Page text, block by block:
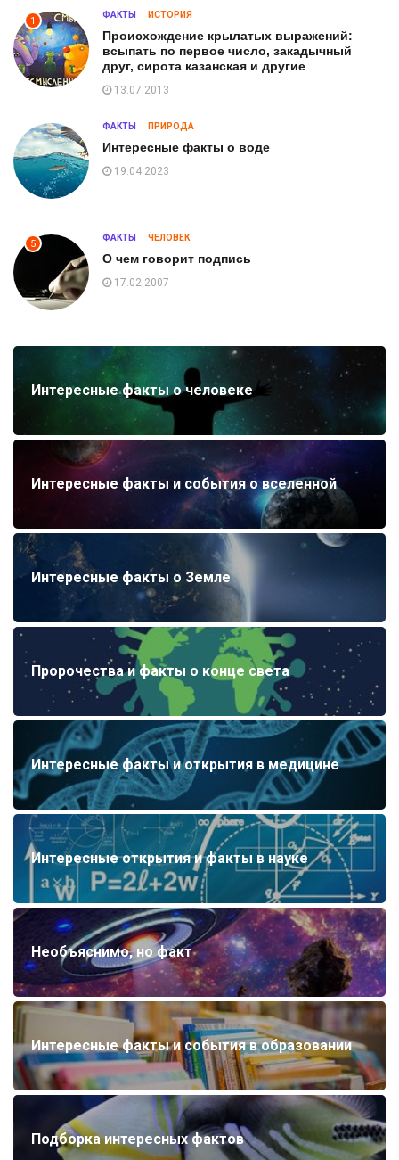
1
ФАКТЫ ИСТОРИЯ
Происхождение крылатых выражений:
всыпать по первое число, закадычный
друг, сирота казанская и другие
13.07.2013
ФАКТЫ ПРИРОДА
Интересные факты о воде
19.04.2023
5
ФАКТЫ ЧЕЛОВЕК
О чем говорит подпись
17.02.2007
Интересные факты о человеке
Интересные факты и события о вселенной
Интересные факты о Земле
Пророчества и факты о конце света
Интересные факты и открытия в медицине
Интересные открытия и факты в науке
Необъяснимо, но факт
Интересные факты и события в образовании
Подборка интересных фактов